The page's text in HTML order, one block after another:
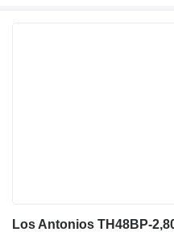
Los Antonios TH48BP-